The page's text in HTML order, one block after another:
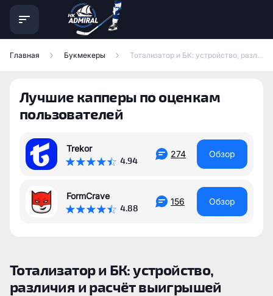
Главная Букмекеры Тотализатор и БК: устройство, различия и расчёт выигрышей
Лучшие капперы по оценкам
пользователей
Trekor
4.94
274 Обзор
FormCrave
4.88
156 Обзор
Тотализатор и БК: устройство,
различия и расчёт выигрышей